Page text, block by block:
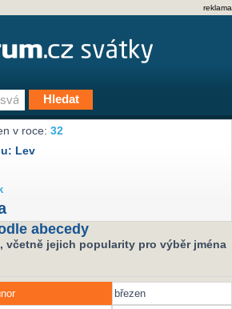
reklama
v roce:32
Lev
abecedy
včetně jejich popularity pro výběr jména
březen